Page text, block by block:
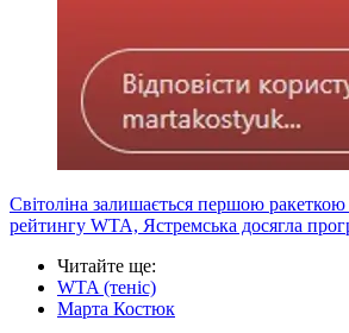
Світоліна залишається першою
рейтингу WTA, Ястремська досягла
Читайте ще:
WTA (теніс)
Марта Костюк